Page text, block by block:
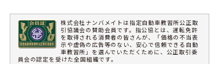
株式会社ナンバメイトは指定自動車教習所公正取
引協議会の賛助会員です。指公協とは、運転免許
を取得される消費者の皆さんが、「価格の不当表
示や虚偽の広告等のない、安心で信頼できる自動
車教習所」を選んでいただくために、公正取引委
員会の認定を受けた全国組織です。